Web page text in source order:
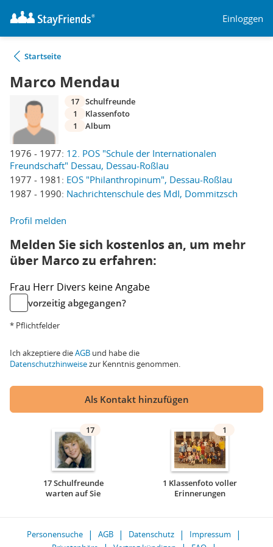
Einloggen
Startseite
Marco Mendau
1976 - 1977: 12. POS "Schule der Internationalen
Freundschaft" Dessau, Dessau-Roßlau
1977 - 1981: EOS "Philanthropinum", Dessau-Roßlau
1987 - 1990: Nachrichtenschule des MdI, Dommitzsch
17 Schulfreunde
1
Klassenfoto
1
Album
Profil melden
Melden Sie sich kostenlos an, um mehr
über Marco zu erfahren:
Frau Herr Divers keine Angabe
vorzeitig abgegangen?
* Pflichtfelder
Ich akzeptiere dieAGB und habe die
Datenschutzhinweisezur Kenntnis genommen.
Als Kontakt hinzufügen
17
17 Schulfreunde
warten auf Sie
1
1 Klassenfoto voller
Erinnerungen
Personensuche AGB Datenschutz
Impressum